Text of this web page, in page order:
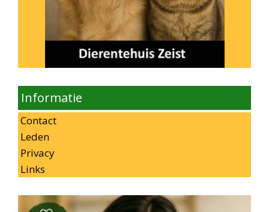
Informatie
Contact
Leden
Privacy
Links